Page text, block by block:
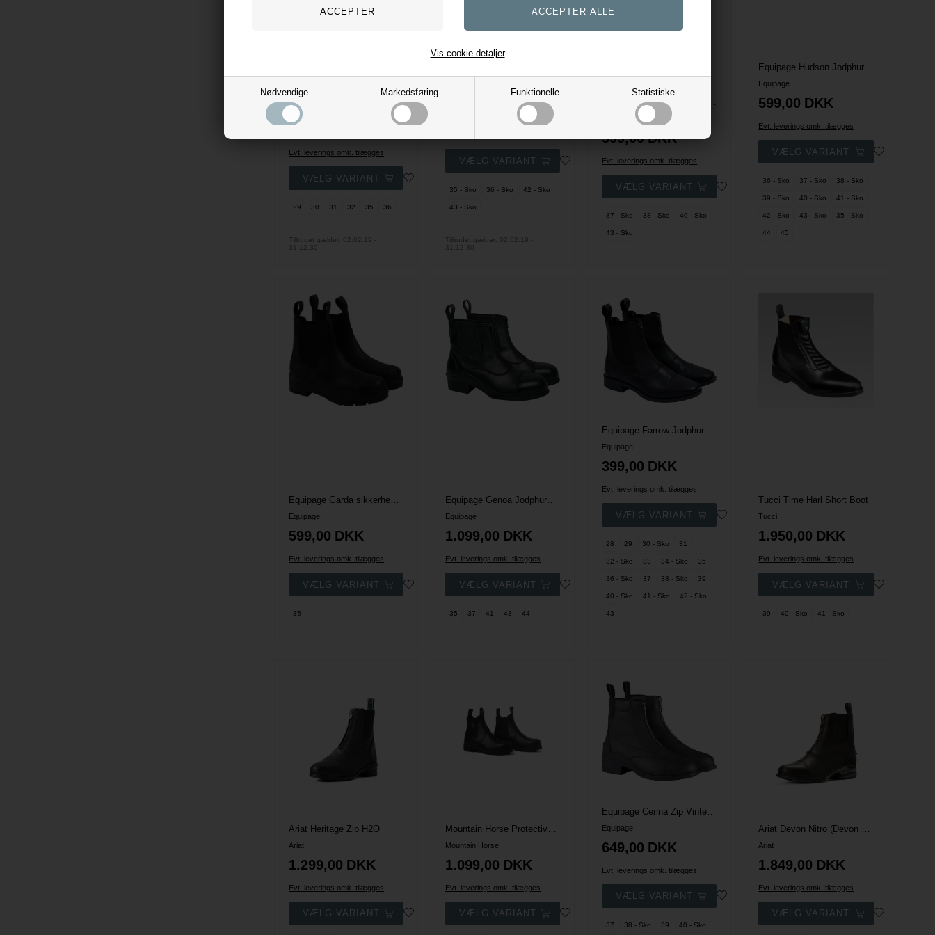
Nødvendige Markedsføring Funktionelle Statistiske
Vis cookie detaljer
Suedwind Nova FZ Winter Jodphur ridestøvler
Suedwind
420,00
Evt. leverings omk. tilægges
29 30 31 32 35 36
Tilbudet gælder: 02.02.19 -
31.12.30
Equipage Cerina Zip 2,0 Vinterstøvler m. Lynlås
DKK 699,00
35 - Sko 36 - Sko 42 - Sko
43 - Sko
Tilbudet gælder: 02.02.19 -
31.12.30
Equipage Hurley Jodphurstøvle
599,00 DKK
Evt. leverings omk. tilægges
37 - Sko 38 - Sko 40 - Sko
43 - Sko
Equipage Hudson Jodphurstøvle
Equipage
599,00 DKK
Evt. leverings omk. tilægges
36 - Sko 37 - Sko 38 - Sko
39 - Sko 40 - Sko 41 - Sko
42 - Sko 43 - Sko 35 - Sko
44 45
Equipage Garda sikkerhedsstøvle
Equipage
599,00 DKK
Evt. leverings omk. tilægges
35
Equipage Genoa Jodphurs m. stålkappe
Equipage
1.099,00 DKK
Evt. leverings omk. tilægges
35 37 41 43 44
Equipage Farrow Jodphurs - Sort
Equipage
399,00 DKK
Evt. leverings omk. tilægges
28 29 30 - Sko 31
32 - Sko 33 34 - Sko 35
36 - Sko 37 38 - Sko 39
40 - Sko 41 - Sko 42 - Sko
43
Tucci Time Harl Short Boot
Tucci
1.950,00 DKK
Evt. leverings omk. tilægges
39 40 - Sko 41 - Sko
Ariat Heritage Zip H2O
Ariat
1.299,00 DKK
Evt. leverings omk. tilægges
Mountain Horse
1.099,00 DKK
Evt. leverings omk. tilægges
Equipage
649,00 DKK
Evt. leverings omk. tilægges
37 38 - Sko 39 40 - Sko
Ariat
1.849,00 DKK
Evt. leverings omk. tilægges